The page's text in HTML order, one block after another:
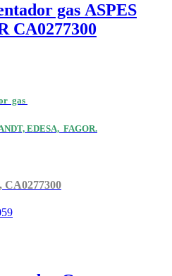
gas ASPES
CA0277300
gas
EDESA, FAGOR.
CA0277300